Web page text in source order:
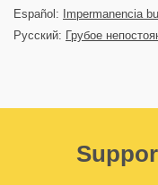
Español:
Impermanencia
Русский: Грубое